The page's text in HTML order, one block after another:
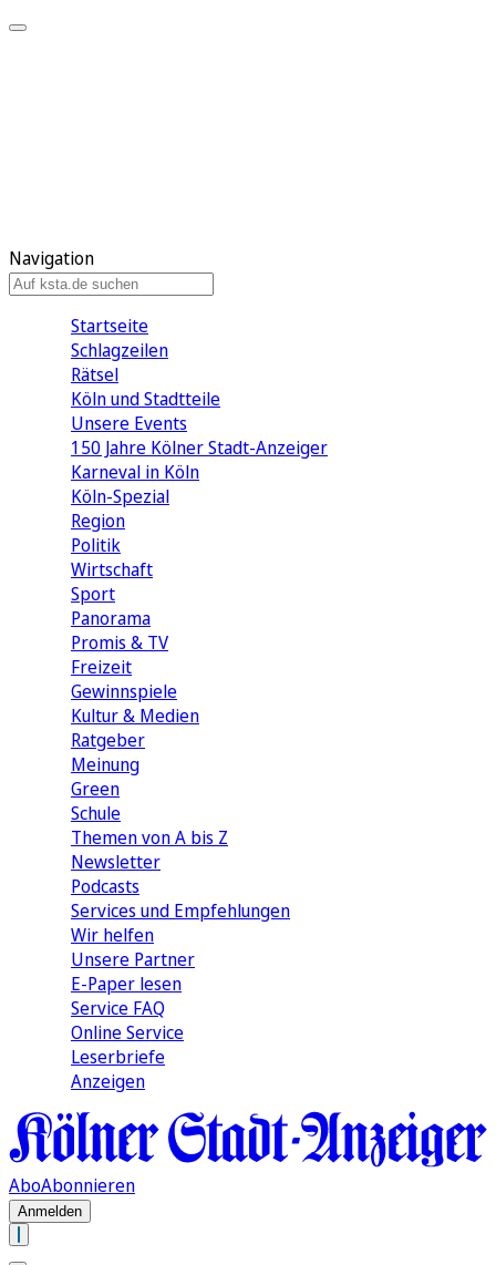
Navigation
Startseite
Schlagzeilen
Rätsel
Köln und Stadtteile
Unsere Events
150 Jahre Kölner Stadt-Anzeiger
Karneval in Köln
Köln-Spezial
Region
Politik
Wirtschaft
Sport
Panorama
Promis & TV
Freizeit
Gewinnspiele
Kultur & Medien
Ratgeber
Meinung
Green
Schule
Themen von A bis Z
Newsletter
Podcasts
Services und Empfehlungen
Wir helfen
Unsere Partner
E-Paper lesen
Service FAQ
Online Service
Leserbriefe
Anzeigen
AboAbonnieren
Anmelden